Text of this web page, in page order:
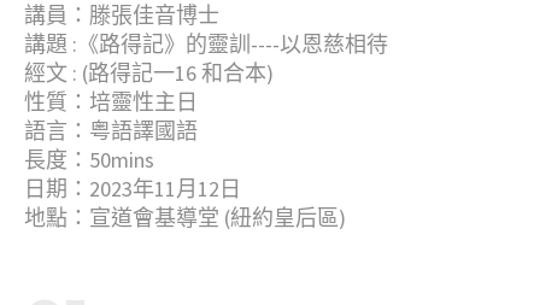
講員：滕張佳音博士
講題 :《路得記》的靈訓----以恩慈相待
經文 : (路得記一16 和合本)
性質：培靈性主日
語言：粤語譯國語
長度：50mins
日期：2023年11月12日
地點：宣道會基導堂 (紐約皇后區)